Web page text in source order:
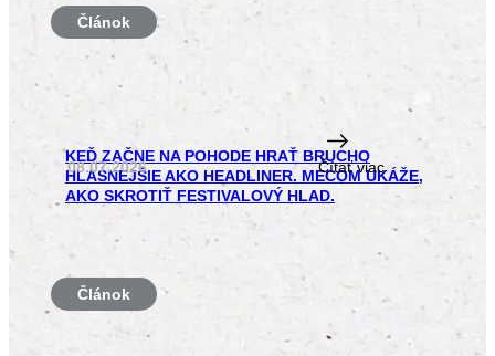
Článok
KEĎ ZAČNE NA POHODE HRAŤ BRUCHO
HLASNEJŠIE AKO HEADLINER. MECOM UKÁŽE,
AKO SKROTIŤ FESTIVALOVÝ HLAD.
08.07.2026 Čítať viac
Článok